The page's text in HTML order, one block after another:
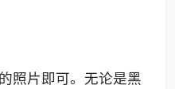
照片即可。无论是黑